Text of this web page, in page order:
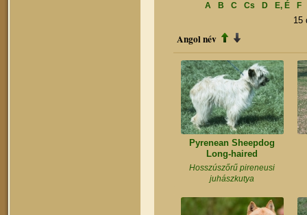
A B C Cs D E, É F
15
Angol név
Pyrenean Sheepdog
Long-haired
Hosszúszőrű pireneusi
juhászkutya